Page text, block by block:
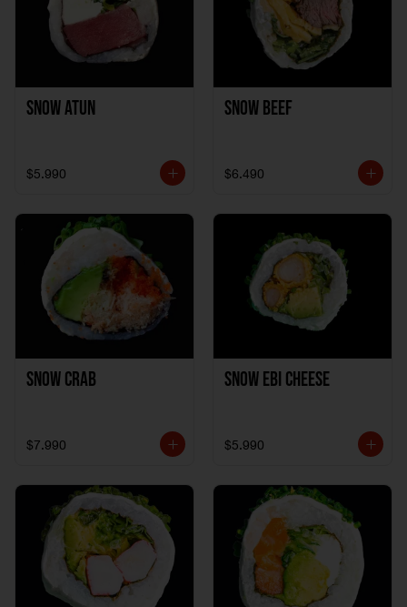
Snow Atun
$5.990
Snow Beef
$6.490
Snow Crab
$7.990
Snow Ebi Cheese
$5.990